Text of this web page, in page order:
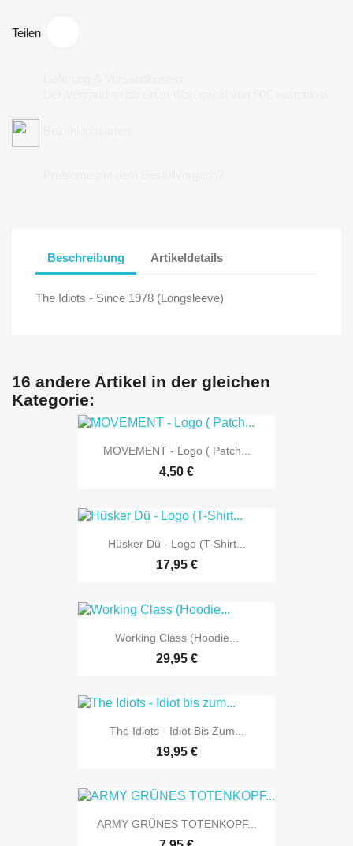
Teilen
Beschreibung Artikeldetails
The Idiots - Since 1978 (Longsleeve)
16 andere Artikel in der gleichen
Kategorie:
MOVEMENT - Logo ( Patch...
4,50 €
Hüsker Dü - Logo (T-Shirt...
17,95 €
Working Class (Hoodie...
29,95 €
The Idiots - Idiot Bis Zum...
19,95 €
ARMY GRÜNES TOTENKOPF...